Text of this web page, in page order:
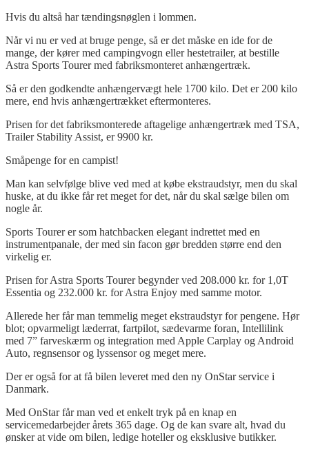
Hvis du altså har tændingsnøglen i lommen.
Når vi nu er ved at bruge penge, så er det måske en ide for de
mange, der kører med campingvogn eller hestetrailer, at bestille
Astra Sports Tourer med fabriksmonteret anhængertræk.
Så er den godkendte anhængervægt hele 1700 kilo. Det er 200 kilo
mere, end hvis anhængertrækket eftermonteres.
Prisen for det fabriksmonterede aftagelige anhængertræk med TSA,
Trailer Stability Assist, er 9900 kr.
Småpenge for en campist!
Man kan selvfølge blive ved med at købe ekstraudstyr, men du skal
huske, at du ikke får ret meget for det, når du skal sælge bilen om
nogle år.
Sports Tourer er som hatchbacken elegant indrettet med en
instrumentpanale, der med sin facon gør bredden større end den
virkelig er.
Prisen for Astra Sports Tourer begynder ved 208.000 kr. for 1,0T
Essentia og 232.000 kr. for Astra Enjoy med samme motor.
Allerede her får man temmelig meget ekstraudstyr for pengene. Hør
blot; opvarmeligt læderrat, fartpilot, sædevarme foran, Intellilink
med 7” farveskærm og integration med Apple Carplay og Android
Auto, regnsensor og lyssensor og meget mere.
Der er også for at få bilen leveret med den ny OnStar service i
Danmark.
Med OnStar får man ved et enkelt tryk på en knap en
servicemedarbejder årets 365 dage. Og de kan svare alt, hvad du
ønsker at vide om bilen, ledige hoteller og eksklusive butikker.